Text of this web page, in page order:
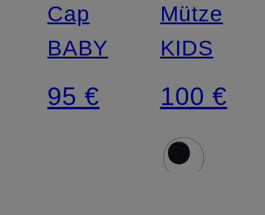
Cap
BABY
95 €
Mütze
KIDS
100 €